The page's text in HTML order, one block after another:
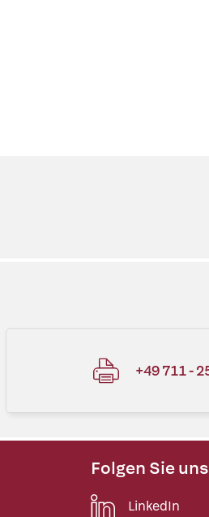
+49 711 -
Folgen Sie uns
LinkedIn